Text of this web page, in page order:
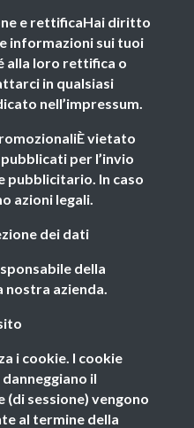
e rettificaHai diritto
informazioni sui tuoi
alla loro rettifica o
in qualsiasi
nell’impressum.
vietato
per l’invio
pubblicitario. In caso
azioni legali.
dei dati
della
nostra azienda.
i cookie. I cookie
il
sessione) vengono
al termine della